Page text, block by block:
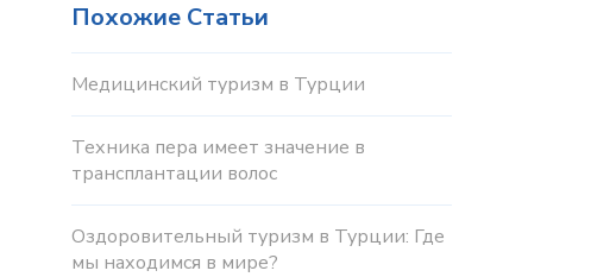
Похожие Статьи
Медицинский туризм в Турции
Техника пера имеет значение в
трансплантации волос
Оздоровительный туризм в Турции: Где
мы находимся в мире?